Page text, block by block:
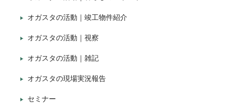
オガスタの活動｜竣工物件紹介
オガスタの活動｜視察
オガスタの活動｜雑記
オガスタの現場実況報告
セミナー